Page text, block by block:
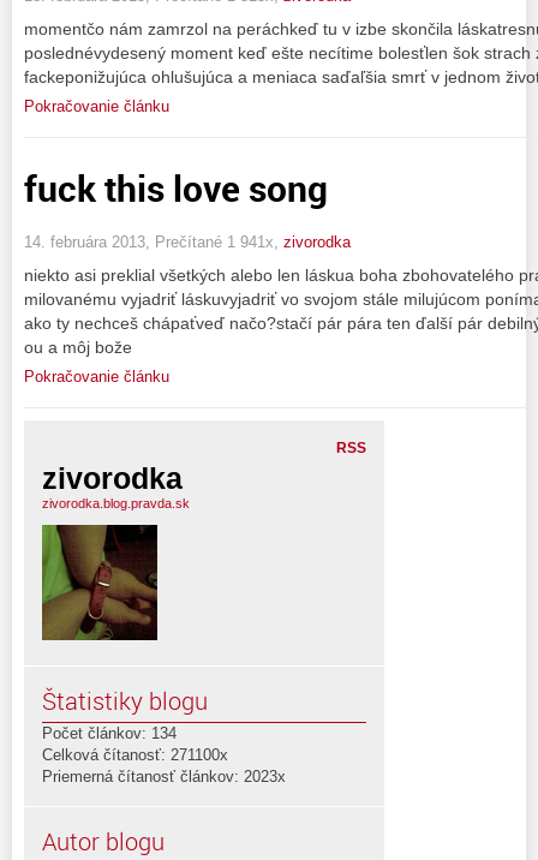
momentčo nám zamrzol na peráchkeď tu v izbe skončila
poslednévydesený moment keď ešte necítime bolesťlen šok strach
fackeponižujúca ohlušujúca a meniaca saďaľšia smrť v jednom
Pokračovanie článku
fuck this love song
14. februára 2013, Prečítané 1 941x, zivorodka
niekto asi preklial všetkých alebo len láskua boha zbohovatelého
milovanému vyjadriť láskuvyjadriť vo svojom stále milujúcom
ako ty nechceš chápaťveď načo?stačí pár pára ten ďalší pár
ou a môj bože
Pokračovanie článku
RSS
zivorodka
zivorodka.blog.pravda.sk
Štatistiky blogu
Počet článkov: 134
Celková čítanosť: 271100x
Priemerná čítanosť článkov: 2023x
Autor blogu